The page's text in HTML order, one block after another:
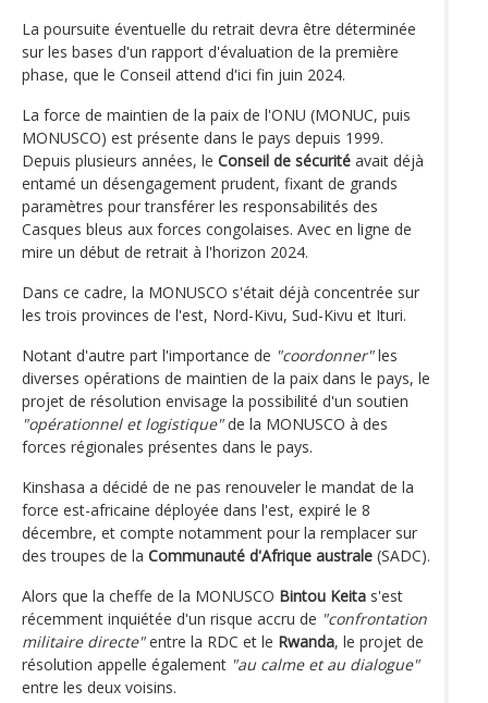
La poursuite éventuelle du retrait devra être déterminée
sur les bases d'un rapport d'évaluation de la première
phase, que le Conseil attend d'ici fin juin 2024.
La force de maintien de la paix de l'ONU (MONUC, puis
MONUSCO) est présente dans le pays depuis 1999.
Depuis plusieurs années, le Conseil de sécurité avait déjà
entamé un désengagement prudent, fixant de grands
paramètres pour transférer les responsabilités des
Casques bleus aux forces congolaises. Avec en ligne de
mire un début de retrait à l'horizon 2024.
Dans ce cadre, la MONUSCO s'était déjà concentrée sur
les trois provinces de l'est, Nord-Kivu, Sud-Kivu et Ituri.
Notant d'autre part l'importance de "coordonner"les
diverses opérations de maintien de la paix dans le pays, le
projet de résolution envisage la possibilité d'un soutien
"opérationnel et logistique"de la MONUSCO à des
forces régionales présentes dans le pays.
Kinshasa a décidé de ne pas renouveler le mandat de la
force est-africaine déployée dans l'est, expiré le 8
décembre, et compte notamment pour la remplacer sur
des troupes de la Communauté d'Afrique australe (SADC).
Alors que la cheffe de la MONUSCO Bintou Keita s'est
récemment inquiétée d'un risque accru de "confrontation
militaire directe"entre la RDC et le Rwanda, le projet de
résolution appelle également "au calme et au dialogue"
entre les deux voisins.